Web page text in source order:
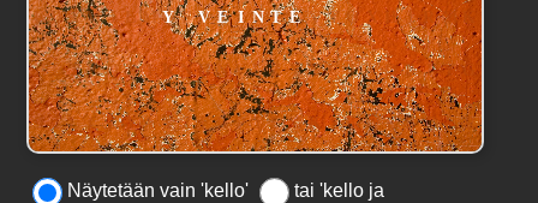
Näytetään vain 'kello'
tai 'kello ja